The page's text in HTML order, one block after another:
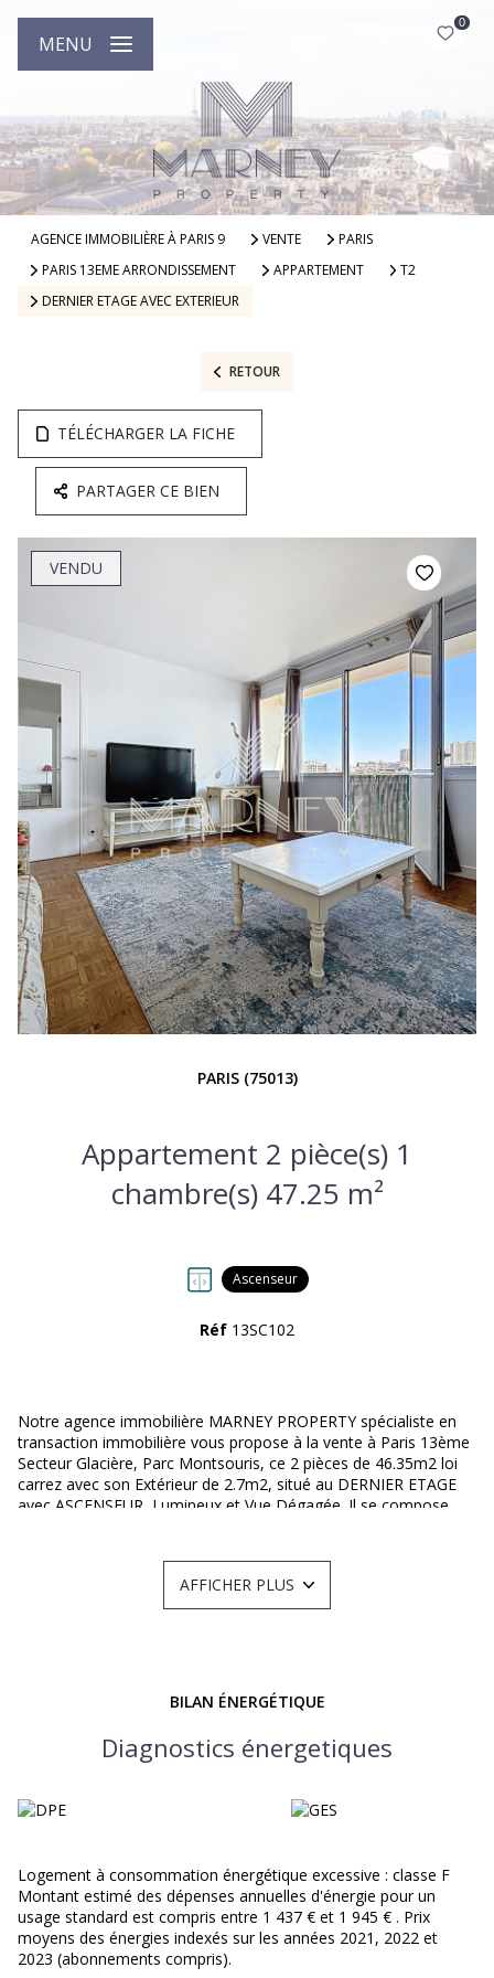
0
MENU
AGENCE IMMOBILIÈRE À PARIS 9 VENTE
PARIS
PARIS 13EME ARRONDISSEMENT
APPARTEMENT
T2
DERNIER ETAGE AVEC EXTERIEUR
RETOUR
TÉLÉCHARGER LA FICHE
PARTAGER CE BIEN
VENDU
PARIS (75013)
Appartement 2 pièce(s) 1
chambre(s) 47.25 m²
Ascenseur
Réf 13SC102
Notre agence immobilière MARNEY PROPERTY spécialiste en
transaction immobilière vous propose à la vente à Paris 13ème
Secteur Glacière, Parc Montsouris, ce 2 pièces de 46.35m2 loi
carrez avec son Extérieur de 2.7m2, situé au DERNIER ETAGE
avec ASCENSEUR, Lumineux et Vue Dégagée. Il se compose
une chambre avec rangements intégrés, une salle de douche
avec espace buanderie et un WC séparé. Le Balcon est
accessible depuis la pièce de vie. Une Cave vient compléter ce
rend disponible sous 48H pour une Estimation personnalisée
AFFICHER PLUS
BILAN ÉNERGÉTIQUE
Diagnostics énergetiques
Logement à consommation énergétique excessive : classe F
Montant estimé des dépenses annuelles d'énergie pour un
usage standard est compris entre 1 437 € et 1 945 € . Prix
moyens des énergies indexés sur les années 2021, 2022 et
2023 (abonnements compris).